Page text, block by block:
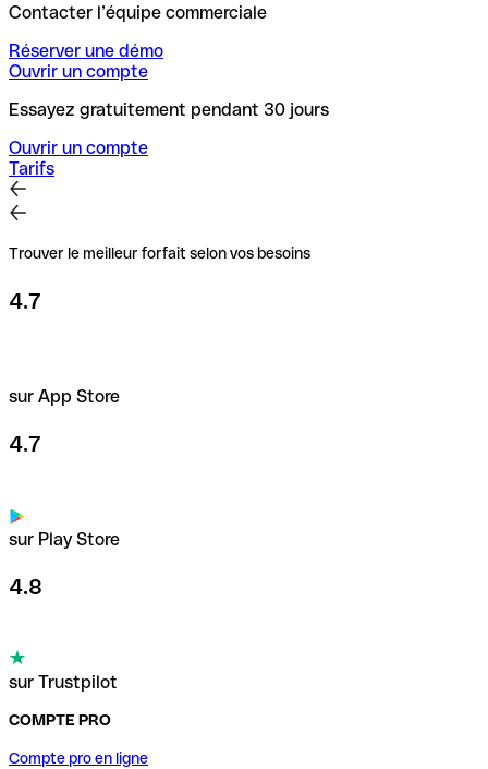
Contacter l’équipe commerciale
Réserver une démo
Ouvrir un compte
Essayez gratuitement pendant 30 jours
Ouvrir un compte
Tarifs
Trouver le meilleur forfait selon vos besoins
4.7
sur App Store
4.7
sur Play Store
4.8
sur Trustpilot
COMPTE PRO
Compte pro en ligne